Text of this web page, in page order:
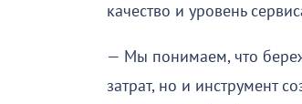
качество и уровень
— Мы понимаем, что
затрат, но и инструмент